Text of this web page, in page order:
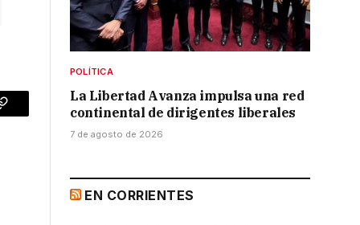
Copy
POLÍTICA
La Libertad Avanza impulsa una red
continental de dirigentes liberales
7 de agosto de 2026
EN CORRIENTES